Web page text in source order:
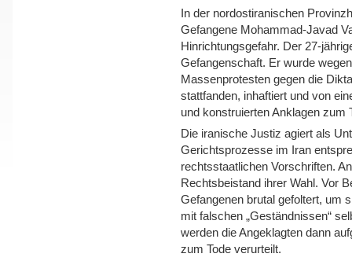
In der nordostiranischen
Gefangene Mohammad-Javad
Hinrichtungsgefahr. Der 27-
Gefangenschaft. Er wurde
Massenprotesten gegen die
stattfanden, inhaftiert und von
und konstruierten Anklagen zum
Die iranische Justiz agiert als
Gerichtsprozesse im Iran
rechtsstaatlichen Vorschriften.
Rechtsbeistand ihrer Wahl. Vor
Gefangenen brutal gefoltert, um
mit falschen „Geständnissen“
werden die Angeklagten dann
zum Tode verurteilt.